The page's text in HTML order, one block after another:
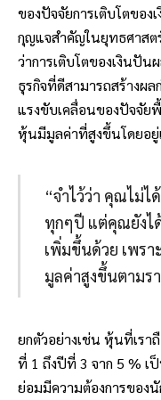
ของปัจจัยการเติบโตขอ
กุญแจสำคัญในยุทธศาสต
ว่าการเติบโตของเงินปั
ธุรกิจที่ดีสามารถสร้างผล
แรงขับเคลื่อนของปัจจัย
หุ้นมีมูลค่าที่สูงขึ้นโดยอ
“จำไว้ว่า คุณไม่
ทุกๆปี แต่คุณยังไ
เพิ่มขึ้นด้วย เพร
มูลค่าสูงขึ้นตามร
ยกตัวอย่างเช่น หุ้นที่เรา
ที่ 1 ถึงปีที่ 3 จาก 5 % เ
ย่อมมีความต้องการของ